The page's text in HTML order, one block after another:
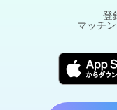
登
マッチ